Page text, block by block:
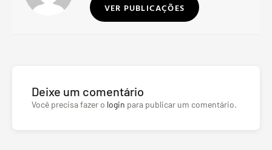
VER PUBLICAÇÕES
Deixe um comentário
Você precisa fazer o login para publicar um comentário.